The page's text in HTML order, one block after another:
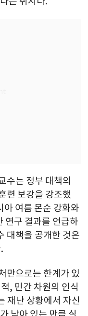
수는 정부 대책의
련 보강을 강조했
아 여름 몬순 강화와
연구 결과를 언급하
대책을 공개한 것은
만으로는 한계가 있
, 민간 차원의 인식
재난 상황에서 자신